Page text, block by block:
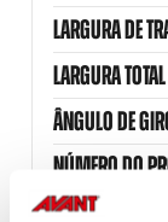
LARGURA DE
LARGURA TOTAL
ÂNGULO DE
NÚMERO DO